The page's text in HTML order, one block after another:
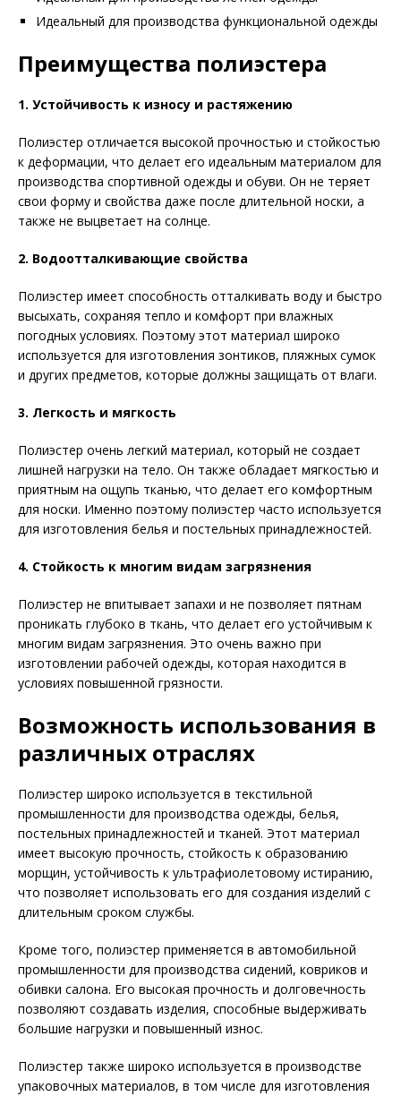
Идеальный для производства функциональной одежды
Преимущества полиэстера
1. Устойчивость к износу и растяжению
Полиэстер отличается высокой прочностью и стойкостью
к деформации, что делает его идеальным материалом для
производства спортивной одежды и обуви. Он не теряет
свои форму и свойства даже после длительной носки, а
также не выцветает на солнце.
2. Водоотталкивающие свойства
Полиэстер имеет способность отталкивать воду и быстро
высыхать, сохраняя тепло и комфорт при влажных
погодных условиях. Поэтому этот материал широко
используется для изготовления зонтиков, пляжных сумок
и других предметов, которые должны защищать от влаги.
3. Легкость и мягкость
Полиэстер очень легкий материал, который не создает
лишней нагрузки на тело. Он также обладает мягкостью и
приятным на ощупь тканью, что делает его комфортным
для носки. Именно поэтому полиэстер часто используется
для изготовления белья и постельных принадлежностей.
4. Стойкость к многим видам загрязнения
Полиэстер не впитывает запахи и не позволяет пятнам
проникать глубоко в ткань, что делает его устойчивым к
многим видам загрязнения. Это очень важно при
изготовлении рабочей одежды, которая находится в
условиях повышенной грязности.
Возможность использования в
различных отраслях
Полиэстер широко используется в текстильной
промышленности для производства одежды, белья,
постельных принадлежностей и тканей. Этот материал
имеет высокую прочность, стойкость к образованию
морщин, устойчивость к ультрафиолетовому истиранию,
что позволяет использовать его для создания изделий с
длительным сроком службы.
Кроме того, полиэстер применяется в автомобильной
промышленности для производства сидений, ковриков и
обивки салона. Его высокая прочность и долговечность
позволяют создавать изделия, способные выдерживать
большие нагрузки и повышенный износ.
Полиэстер также широко используется в производстве
упаковочных материалов, в том числе для изготовления